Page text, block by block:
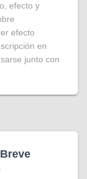
efecto y
efecto
en
junto con